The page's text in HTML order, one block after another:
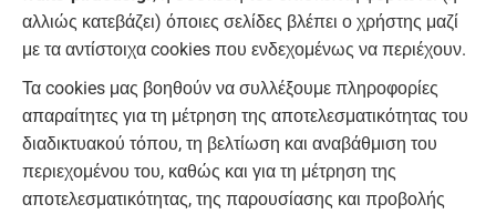
αλλιώς κατεβάζει) όποιες σελίδες βλέπει ο χρήστης μαζί
με τα αντίστοιχα cookies που ενδεχομένως να περιέχουν.
Τα cookies μας βοηθούν να συλλέξουμε πληροφορίες
απαραίτητες για τη μέτρηση της αποτελεσματικότητας του
διαδικτυακού τόπου, τη βελτίωση και αναβάθμιση του
περιεχομένου του, καθώς και για τη μέτρηση της
αποτελεσματικότητας, της παρουσίασης και προβολής